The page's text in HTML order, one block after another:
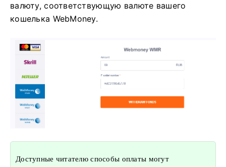
валюту, соответствующую валюте вашего
кошелька WebMoney.
Доступные читателю способы оплаты могут